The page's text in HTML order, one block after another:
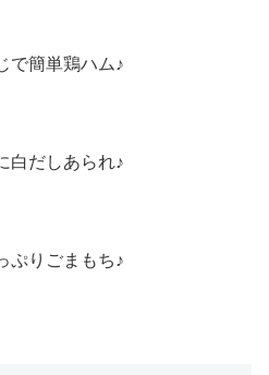
で簡単鶏ハム♪
白だしあられ♪
ぷりごまもち♪